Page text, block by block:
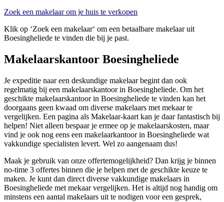
Zoek een makelaar om je huis te verkopen
Klik op ‘Zoek een makelaar‘ om een betaalbare makelaar uit
Boesingheliede te vinden die bij je past.
Makelaarskantoor Boesingheliede
Je expeditie naar een deskundige makelaar begint dan ook
regelmatig bij een makelaarskantoor in Boesingheliede. Om het
geschikte makelaarskantoor in Boesingheliede te vinden kan het
doorgaans geen kwaad om diverse makelaars met mekaar te
vergelijken. Een pagina als Makelaar-kaart kan je daar fantastisch bij
helpen! Niet alleen bespaar je ermee op je makelaarskosten, maar
vind je ook nog eens een makelaarkantoor in Boesingheliede wat
vakkundige specialisten levert. Wel zo aangenaam dus!
Maak je gebruik van onze offertemogelijkheid? Dan krijg je binnen
no-time 3 offertes binnen die je helpen met de geschikte keuze te
maken. Je kunt dan direct diverse vakkundige makelaars in
Boesingheliede met mekaar vergelijken. Het is altijd nog handig om
minstens een aantal makelaars uit te nodigen voor een gesprek,